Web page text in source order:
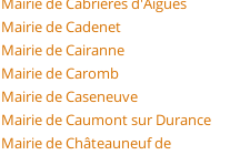
Mairie de Cadenet
Mairie de Cairanne
Mairie de Caromb
Mairie de Caseneuve
Mairie de Caumont sur Durance
Mairie de Châteauneuf de